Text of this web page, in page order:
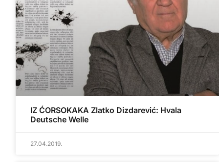
IZ ĆORSOKAKA Zlatko Dizdarević: Hvala
Deutsche Welle
27.04.2019.